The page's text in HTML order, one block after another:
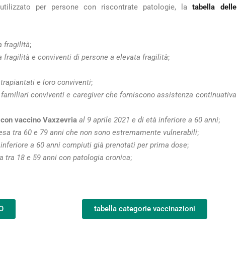
per persone con riscontrate patologie, latabella delle
fragilità;
fragilità e conviventi di persone a elevata fragilità;
e loro conviventi;
conviventi e caregiver che forniscono assistenza continuativa
vaccino Vaxzevria al 9 aprile 2021 e di età inferiore a 60 anni;
tra 60 e 79 anni che non sono estremamente vulnerabili;
a 60 anni compiuti già prenotati per prima dose;
tra 18 e 59 anni con patologia cronica;
tabella categorie vaccinazioni